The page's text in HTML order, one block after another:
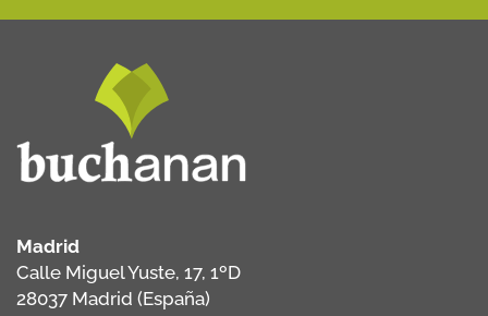
Madrid
Calle Miguel Yuste, 17, 1ºD
28037 Madrid (España)